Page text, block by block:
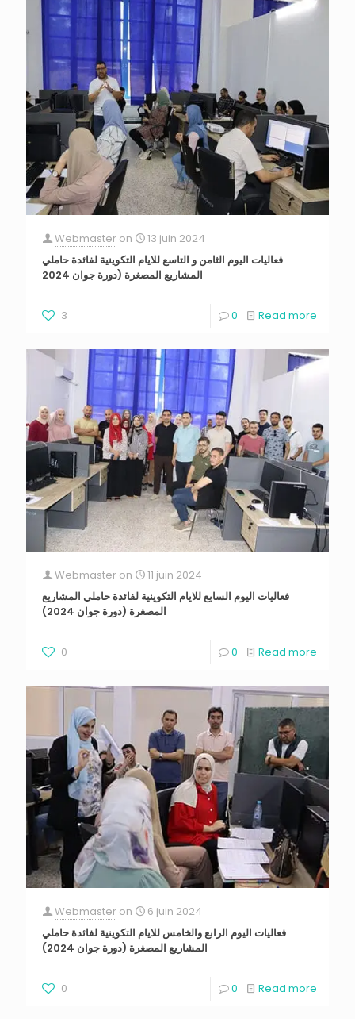
Webmaster on
13 juin 2024
فعاليات اليوم الثامن و التاسع للايام التكوينية لفائدة حاملي
المشاريع المصغرة (دورة جوان 2024
3 0 Read more
Webmaster on
11 juin 2024
فعاليات اليوم السابع للايام التكوينية لفائدة حاملي المشاريع
المصغرة (دورة جوان 2024)
0 0 Read more
Webmaster on
6 juin 2024
فعاليات اليوم الرابع والخامس للايام التكوينية لفائدة حاملي
المشاريع المصغرة (دورة جوان 2024)
0 0 Read more